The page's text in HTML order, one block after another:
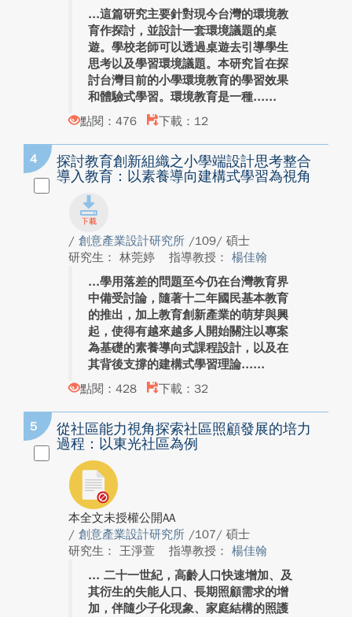
這篇研究主要針對現今台灣的環境教
育作探討，並設計一套環境議題的桌
遊。學校老師可以透過桌遊去引導學生
思考以及學習環境議題。本研究旨在探
討台灣目前的小學環境教育的學習效果
和體驗式學習。環境教育是一種...
點閱：476
下載：12
4
探討教育創新組織之小學端設計思考整合
導入教育：以素養導向建構式學習為視角
/ 創意產業設計研究所 /109/ 碩士
研究生： 林莞婷
指導教授： 楊佳翰
學用落差的問題至今仍在台灣教育界
中備受討論，隨著十二年國民基本教育
的推出，加上教育創新產業的萌芽與興
起，使得有越來越多人開始關注以專案
為基礎的素養導向式課程設計，以及在
其背後支撐的建構式學習理論...
點閱：428
下載：32
5
從社區能力視角探索社區照顧發展的培力
過程：以東光社區為例
本全文未授權公開AA
/ 創意產業設計研究所 /107/ 碩士
研究生： 王淨萱
指導教授： 楊佳翰
二十一世紀，高齡人口快速增加、及
其衍生的失能人口、長期照顧需求的增
加，伴隨少子化現象、家庭結構的照護